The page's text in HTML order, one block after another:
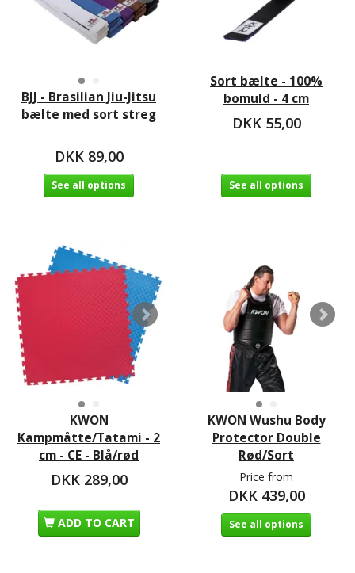
BJJ - Brasilian Jiu-Jitsu
bælte med sort streg
DKK 89,00
See all options
Sort bælte - 100%
bomuld - 4 cm
DKK 55,00
See all options
KWON
Kampmåtte/Tatami - 2
cm - CE - Blå/rød
DKK 289,00
ADD TO CART
KWON Wushu Body
Protector Double
Rød/Sort
Price from
DKK 439,00
See all options